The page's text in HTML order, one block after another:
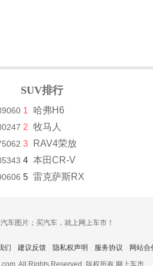
SUV排行
1
哈弗H6
2 牧马人
3
RAV4荣放
4 本田CR-V
5 雷克萨斯RX
们 建议反馈 隐私权声明 服务协议
网站合
All Rights Reserved. 版权所有 网上车市